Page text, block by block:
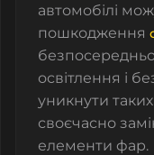
автомобілі
пошкодження
освітлення і
уникнути
своєчасно
елементи фар.